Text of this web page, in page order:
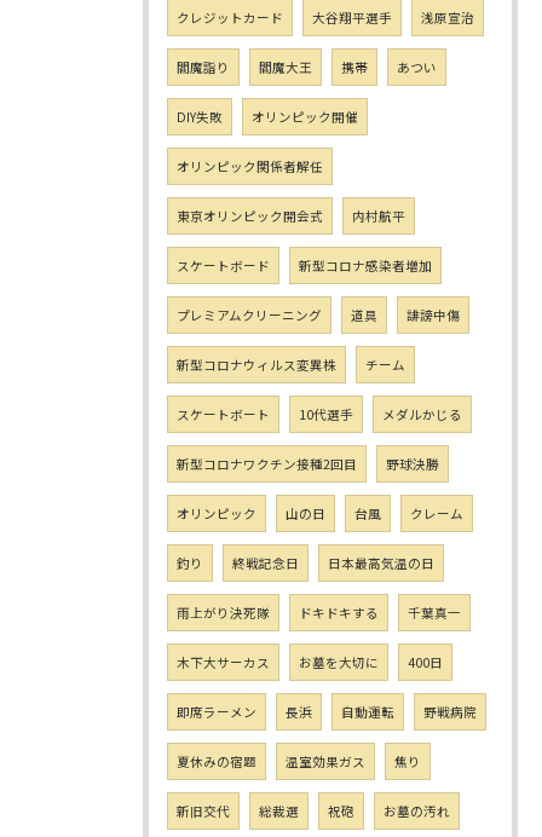
クレジットカード 大谷翔平選手 浅原宣治
閻魔詣り 閻魔大王 携帯 あつい
DIY失敗 オリンピック開催
オリンピック関係者解任
東京オリンピック開会式 内村航平
スケートボード 新型コロナ感染者増加
プレミアムクリーニング 道具 誹謗中傷
新型コロナウィルス変異株 チーム
スケートボート 10代選手 メダルかじる
新型コロナワクチン接種2回目 野球決勝
オリンピック 山の日 台風 クレーム
釣り 終戦記念日 日本最高気温の日
雨上がり決死隊 ドキドキする 千葉真一
木下大サーカス お墓を大切に 400日
即席ラーメン 長浜 自動運転 野戦病院
夏休みの宿題 温室効果ガス 焦り
新旧交代 総裁選 祝砲 お墓の汚れ